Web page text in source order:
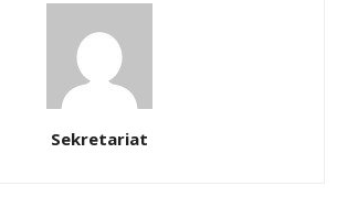
Sekretariat